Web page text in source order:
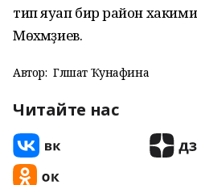
тип яуап бирә район
Мөхәмәҙиев.
Автор: Гөлшат Ҡунафина
Читайте нас